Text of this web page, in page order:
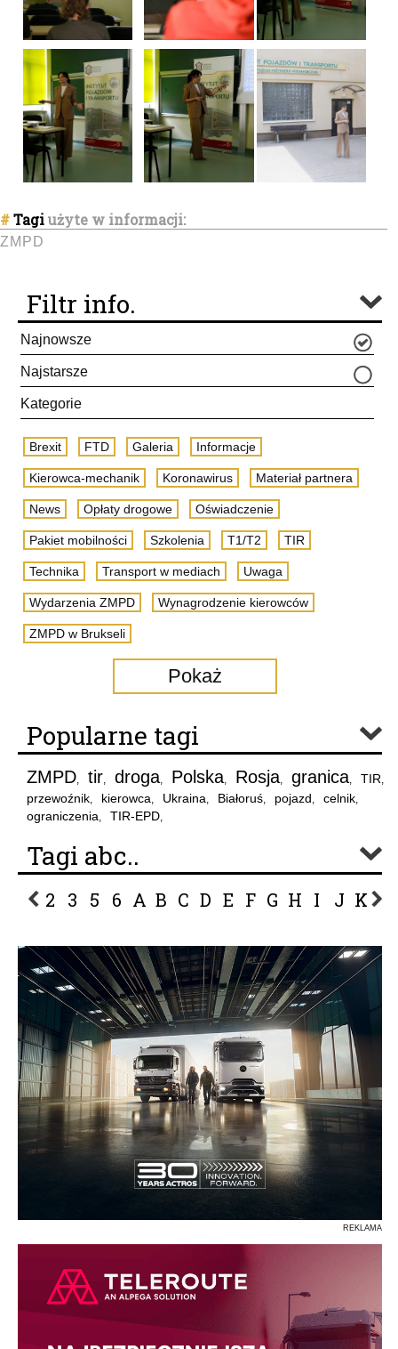
#Tagiużyte w informacji:
ZMPD
Filtr info.
Najnowsze
Najstarsze
Kategorie
Brexit FTD Galeria Informacje
Kierowca-mechanik Koronawirus Materiał partnera
News Opłaty drogowe Oświadczenie
Pakiet mobilności Szkolenia T1/T2 TIR
Technika Transport w mediach Uwaga
Wydarzenia ZMPD Wynagrodzenie kierowców
ZMPD w Brukseli
Pokaż
Popularne tagi
ZMPD tir droga Polska Rosja granica TIR
przewoźnik kierowca Ukraina Białoruś pojazd celnik
ograniczenia TIR-EPD
Tagi abc..
2 3 5 6 A B C D E F G H I J K L
REKLAMA